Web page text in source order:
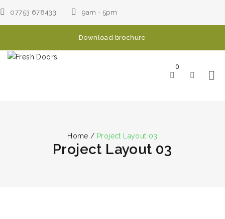
07753 678433 9am - 5pm
Download brochure
0
Home / Project Layout 03
Project Layout 03